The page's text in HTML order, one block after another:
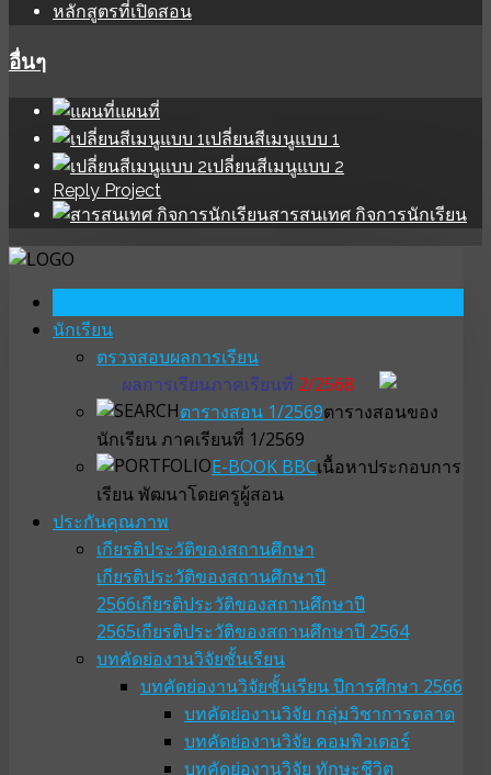
หลักสูตรที่เปิดสอน
อื่นๆ
แผนที่
เปลี่ยนสีเมนูแบบ 1
เปลี่ยนสีเมนูแบบ 2
Reply Project
สารสนเทศ กิจการนักเรียน
นักเรียน
ตรวจสอบผลการเรียน
ผลการเรียนภาคเรียนที่ 2/2568
ตารางสอน 1/2569ตารางสอนของ
นักเรียน ภาคเรียนที่ 1/2569
E-BOOK BBCเนื้อหาประกอบการ
เรียน พัฒนาโดยครูผู้สอน
ประกันคุณภาพ
เกียรติประวัติของสถานศึกษา
เกียรติประวัติของสถานศึกษาปี
2566เกียรติประวัติของสถานศึกษาปี
2565เกียรติประวัติของสถานศึกษาปี 2564
บทคัดย่องานวิจัยชั้นเรียน
บทคัดย่องานวิจัยชั้นเรียน ปีการศึกษา 2566
บทคัดย่องานวิจัย กลุ่มวิชาการตลาด
บทคัดย่องานวิจัย คอมพิวเตอร์
บทคัดย่องานวิจัย ทักษะชีวิต